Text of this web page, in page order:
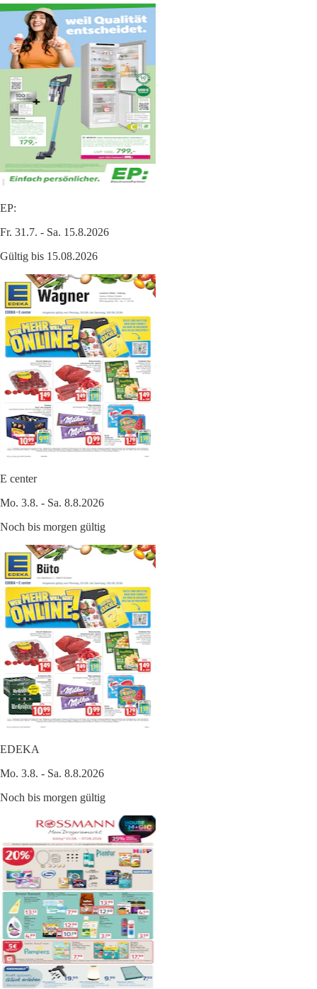
EP:
Fr. 31.7. - Sa. 15.8.2026
Gültig bis 15.08.2026
E center
Mo. 3.8. - Sa. 8.8.2026
Noch bis morgen gültig
EDEKA
Mo. 3.8. - Sa. 8.8.2026
Noch bis morgen gültig